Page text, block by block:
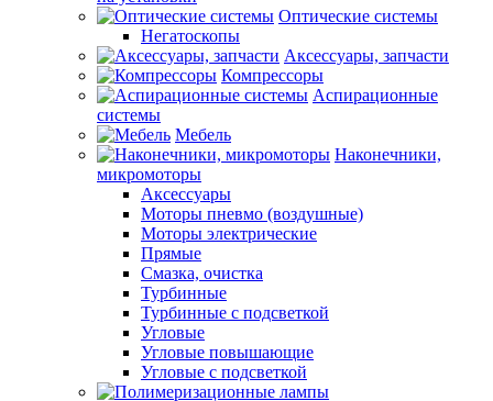
Оптические системы
Негатоскопы
Аксессуары, запчасти
Компрессоры
Аспирационные
системы
Мебель
Наконечники,
микромоторы
Аксессуары
Моторы пневмо (воздушные)
Моторы электрические
Прямые
Смазка, очистка
Турбинные
Турбинные с подсветкой
Угловые
Угловые повышающие
Угловые с подсветкой